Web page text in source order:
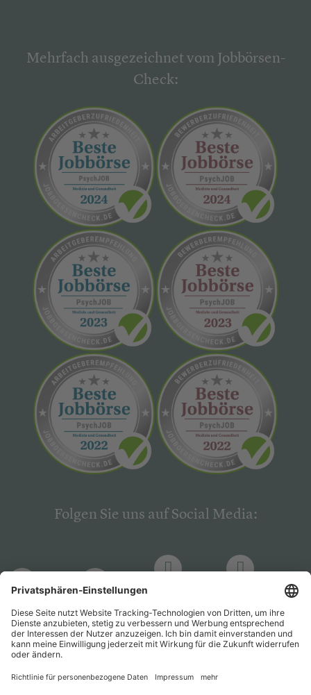
Mehrfach ausgezeichnet vom Jobbörsen-
Check:
Folgen Sie uns auf Social Media:
PsychJOB PsychJOB
Hogrefe
Verlag
Hogrefe
Verlag